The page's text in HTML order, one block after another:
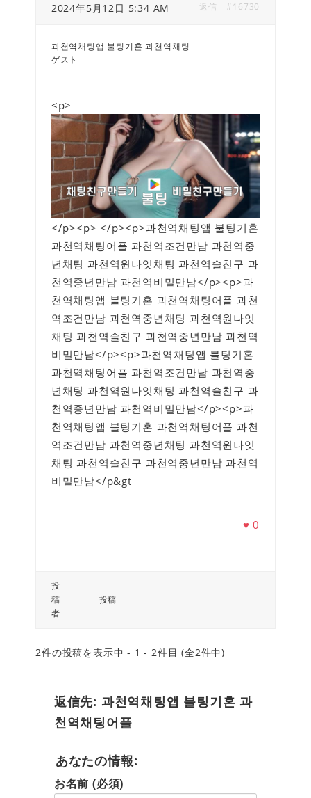
2024年5月12日 5:34 AM #16730
返信
과천역채팅앱 불팅기혼 과천역채팅
ゲスト
<p>
</p><p> </p><p>과천역채팅앱 불팅기혼
과천역채팅어플 과천역조건만남 과천역중
년채팅 과천역원나잇채팅 과천역술친구 과
천역중년만남 과천역비밀만남</p><p>과
천역채팅앱 불팅기혼 과천역채팅어플 과천
역조건만남 과천역중년채팅 과천역원나잇
채팅 과천역술친구 과천역중년만남 과천역
비밀만남</p><p>과천역채팅앱 불팅기혼
과천역채팅어플 과천역조건만남 과천역중
년채팅 과천역원나잇채팅 과천역술친구 과
천역중년만남 과천역비밀만남</p><p>과
천역채팅앱 불팅기혼 과천역채팅어플 과천
역조건만남 과천역중년채팅 과천역원나잇
채팅 과천역술친구 과천역중년만남 과천역
비밀만남</p&gt
♥0
投
稿
者
投稿
2件の投稿を表示中 - 1 - 2件目 (全2件中)
返信先: 과천역채팅앱 불팅기혼 과
천역채팅어플
あなたの情報:
お名前 (必須)